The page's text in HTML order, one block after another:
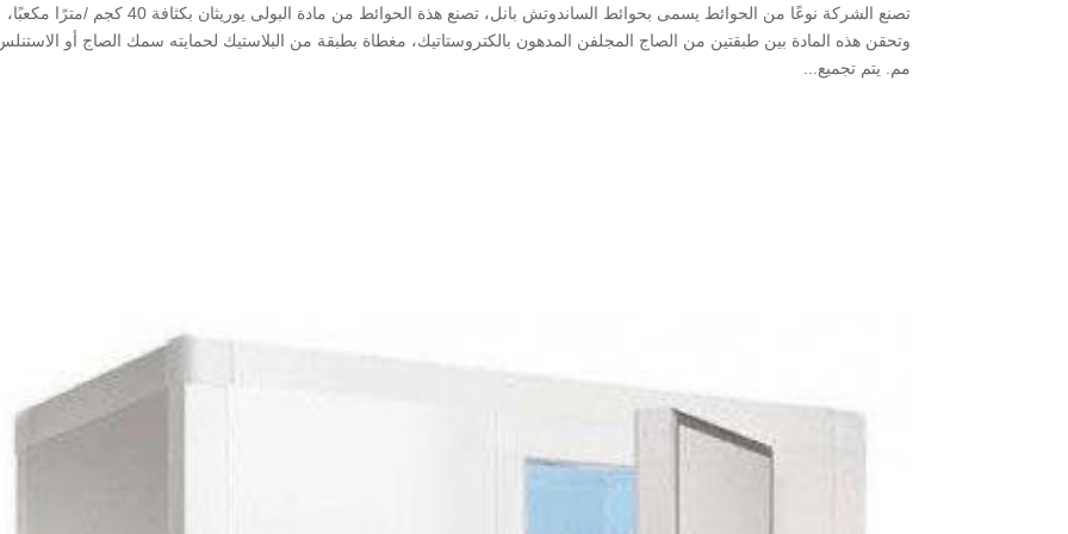
تصنع الشركة نوعًا من الحوائط يسمى بحوائط الساندوتش بانل، تصنع هذة الحوائط من مادة البولى يوريثان بكثافة 40 كجم /مترًا مكعبًا،
مم. يتم تجميع...